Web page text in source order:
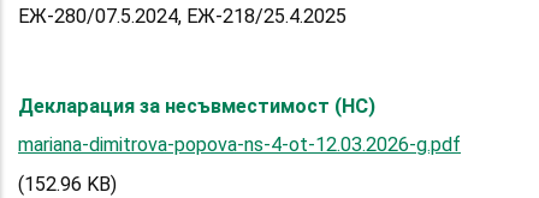
ЕЖ-280/07.5.2024, ЕЖ-218/25.4.2025
Декларация за несъвместимост (НС)
mariana-dimitrova-popova-ns-4-ot-12.03.2026-g.pdf
(152.96 KB)